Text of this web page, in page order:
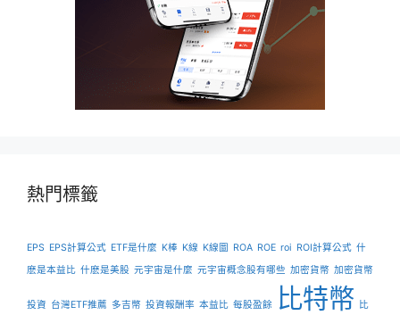
熱門標籤
EPS EPS計算公式 ETF是什麼 K棒 K線 K線圖 ROA ROE roi ROI計算公式 什
麽是本益比 什麽是美股 元宇宙是什麼 元宇宙概念股有哪些 加密貨幣 加密貨幣
投資 台灣ETF推薦 多吉幣 投資報酬率 本益比 每股盈餘 比特幣 比